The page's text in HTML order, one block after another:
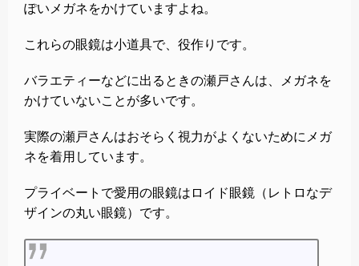
ぽいメガネをかけていますよね。
これらの眼鏡は小道具で、役作りです。
バラエティーなどに出るときの瀬戸さんは、メガネを
かけていないことが多いです。
実際の瀬戸さんはおそらく視力がよくないためにメガ
ネを着用しています。
プライベートで愛用の眼鏡はロイド眼鏡（レトロなデ
ザインの丸い眼鏡）です。